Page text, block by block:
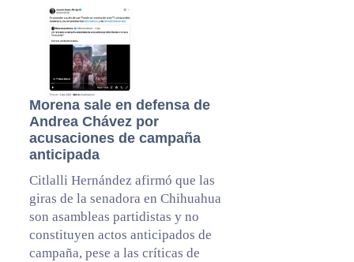
Morena sale en defensa de
Andrea Chávez por
acusaciones de campaña
anticipada
Citlalli Hernández afirmó que las
giras de la senadora en Chihuahua
son asambleas partidistas y no
constituyen actos anticipados de
campaña, pese a las críticas de